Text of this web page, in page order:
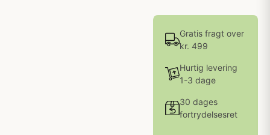
Gratis fragt over
kr. 499
Hurtig levering
1-3 dage
30 dages
fortrydelsesret